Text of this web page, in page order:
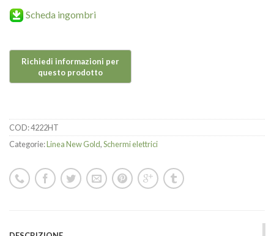
Scheda ingombri
COD:4222HT
Categorie:Linea New Gold,Schermi elettrici